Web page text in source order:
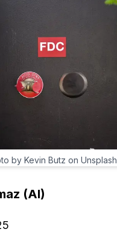
by Kevin Butz on Unsplash
(AI)